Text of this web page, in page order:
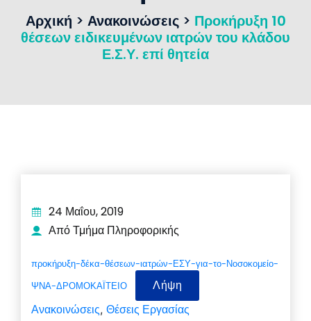
Αρχική > Ανακοινώσεις> Προκήρυξη 10
θέσεων ειδικευμένων ιατρών του κλάδου
Ε.Σ.Υ. επί θητεία
24 Μαΐου, 2019
Από Τμήμα Πληροφορικής
προκήρυξη-δέκα-θέσεων-ιατρών-ΕΣΥ-για-το-Νοσοκομείο-
ΨΝΑ-ΔΡΟΜΟΚΑΪΤΕΙΟ
Λήψη
Ανακοινώσεις, Θέσεις Εργασίας